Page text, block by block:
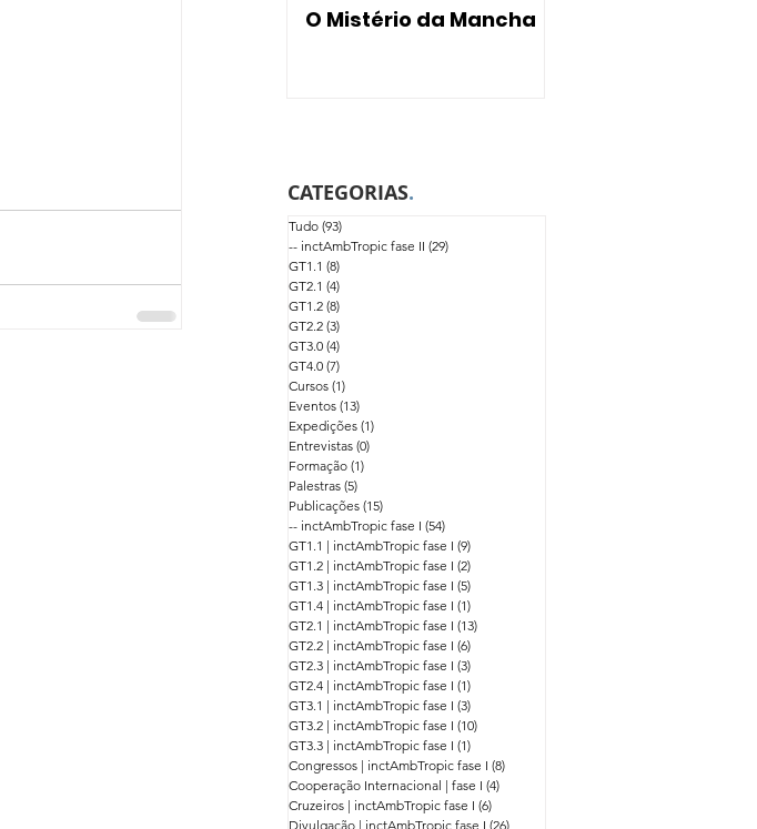
O Mistério da Mancha
CATEGORIAS.
Tudo (93)
-- inctAmbTropic fase II (29)
GT1.1 (8)
GT2.1 (4)
GT1.2 (8)
GT2.2 (3)
GT3.0 (4)
GT4.0 (7)
Cursos (1)
Eventos (13)
Expedições (1)
Entrevistas (0)
Formação (1)
Palestras (5)
Publicações (15)
-- inctAmbTropic fase I (54)
GT1.1 | inctAmbTropic fase I (9)
GT1.2 | inctAmbTropic fase I (2)
GT1.3 | inctAmbTropic fase I (5)
GT1.4 | inctAmbTropic fase I (1)
GT2.1 | inctAmbTropic fase I (13)
GT2.2 | inctAmbTropic fase I (6)
GT2.3 | inctAmbTropic fase I (3)
GT2.4 | inctAmbTropic fase I (1)
GT3.1 | inctAmbTropic fase I (3)
GT3.2 | inctAmbTropic fase I (10)
GT3.3 | inctAmbTropic fase I (1)
Congressos | inctAmbTropic fase I (8)
Cooperação Internacional | fase I (4)
Cruzeiros | inctAmbTropic fase I (6)
Divulgação | inctAmbTropic fase I (26)